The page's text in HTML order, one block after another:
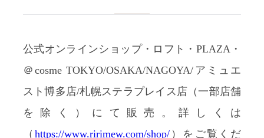
公式オンラインショップ・ロフト・PLAZA・
＠cosme TOKYO/OSAKA/NAGOYA/アミュエ
スト博多店/札幌ステラプレイス店（一部店舗
を除く）にて販売。詳しくは
（https://www.ririmew.com/shop/ ）をご覧くだ